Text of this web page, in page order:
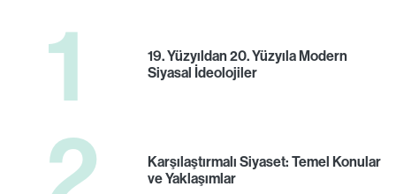
1
19. Yüzyıldan 20. Yüzyıla Modern
Siyasal İdeolojiler
Karşılaştırmalı Siyaset: Temel Konular
ve Yaklaşımlar